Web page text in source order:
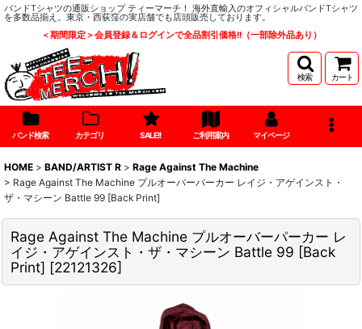
バンドTシャツの通販ショップ ティーマーチ！ 海外直輸入のオフィシャルバンドTシャツ
を多数品揃え。東京・西荻窪の実店舗でも店頭販売しております。
＜期間限定＞会員登録＆ログインで全品割引価格!!（一部除外品あり）
検索 カート
バンド検索 カテゴリ SALE!! ご利用案内 マイページ
HOME > BAND/ARTIST R > Rage Against The Machine
> Rage Against The Machine プルオーバーパーカー レイジ・アゲインスト・
ザ・マシーン Battle 99 [Back Print]
Rage Against The Machine プルオーバーパーカー レ
イジ・アゲインスト・ザ・マシーン Battle 99 [Back
Print] [22121326]